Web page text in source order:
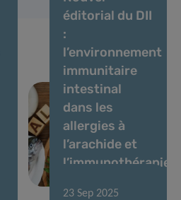
éditorial du DII
:
l’environnement
immunitaire
intestinal
dans les
allergies à
l’arachide et
l’immunothérapie
23 Sep 2025